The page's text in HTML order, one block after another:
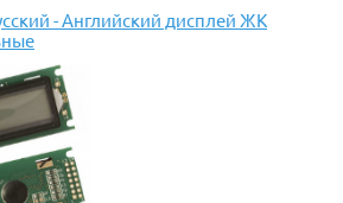
- Английский дисплей ЖК